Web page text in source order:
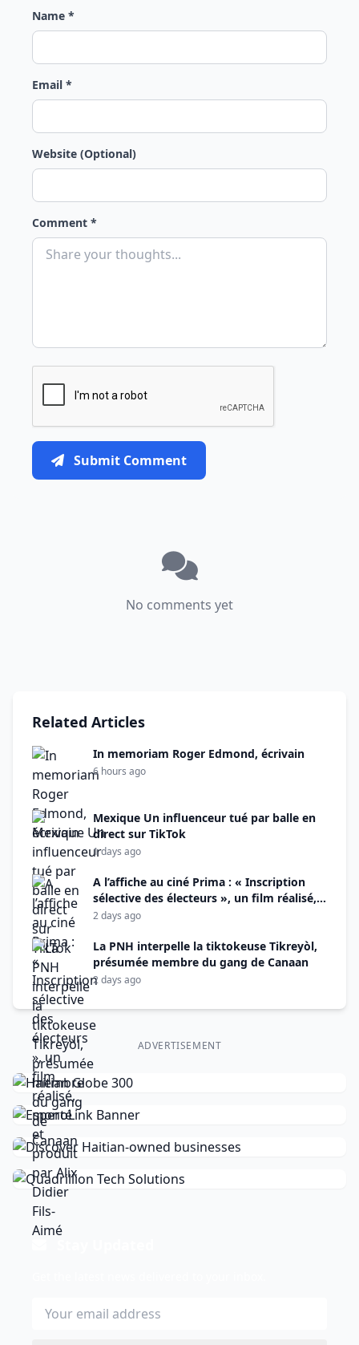
Name *
Email *
Website (Optional)
Comment *
Submit Comment
No comments yet
Related Articles
In memoriam Roger Edmond, écrivain
6 hours ago
Mexique Un influenceur tué par balle en
direct sur TikTok
1 days ago
A l’affiche au ciné Prima : « Inscription
sélective des électeurs », un film réalisé,
monté et produit par Alix Didier Fils-Aimé
2 days ago
La PNH interpelle la tiktokeuse Tikreyòl,
présumée membre du gang de Canaan
2 days ago
ADVERTISEMENT